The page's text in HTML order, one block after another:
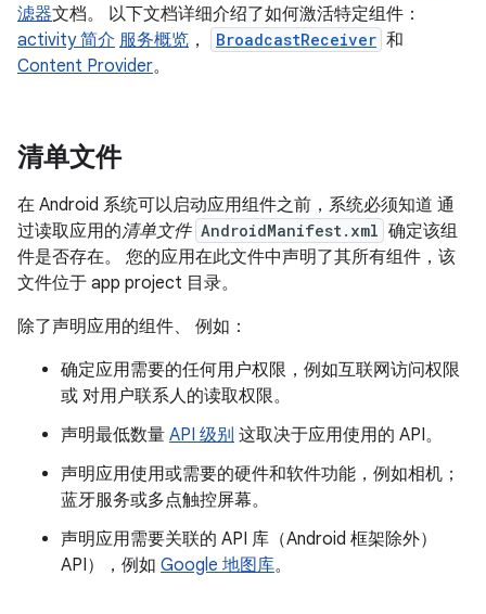
滤器文档。 以下文档详细介绍了如何激活特定组件：
activity 简介 服务概览 ， BroadcastReceiver 和
Content Provider。
清单文件
在 Android 系统可以启动应用组件之前，系统必须知道 通
过读取应用的清单文件 AndroidManifest.xml 确定该组
件是否存在。 您的应用在此文件中声明了其所有组件，该
文件位于 app project 目录。
除了声明应用的组件、 例如：
确定应用需要的任何用户权限，例如互联网访问权限
或 对用户联系人的读取权限。
声明最低数量 API 级别 这取决于应用使用的 API。
声明应用使用或需要的硬件和软件功能，例如相机；
蓝牙服务或多点触控屏幕。
声明应用需要关联的 API 库（Android 框架除外）
API），例如 Google 地图库。